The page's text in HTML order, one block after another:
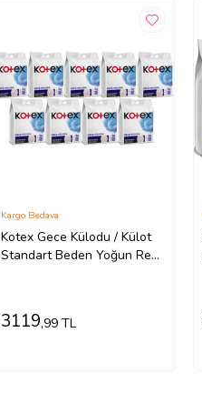
Kotex Gece Külodu / Külot
Standart Beden Yoğun ReGl
Kargo Bedava
3119,99 TL